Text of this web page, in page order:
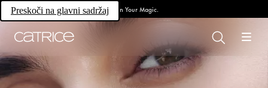
Preskoči na glavni sadržaj Own Your Magic.